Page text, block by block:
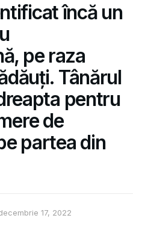
încă un
pe raza
Tânărul
pentru
de
partea din
17, 2022